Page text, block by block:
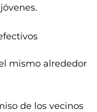
mismo alrededor
de los vecinos